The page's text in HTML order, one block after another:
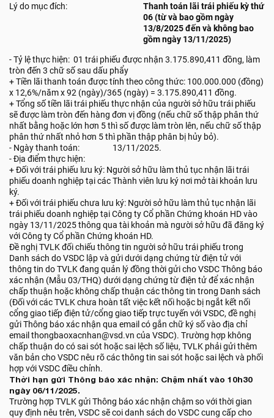
Lý do mục đích:
Thanh toán lãi trái phiếu kỳ thứ
06 (từ và bao gồm ngày
13/8/2025 đến và không bao
gồm ngày 13/11/2025)
- Tỷ lệ thực hiện: 01 trái phiếu được nhận 3.175.890,411 đồng, làm
tròn đến 3 chữ số sau dấu phẩy
+ Tiền lãi thanh toán được tính theo công thức: 100.000.000 (đồng)
x 12,6%/năm x 92 (ngày)/365 (ngày) = 3.175.890,411 đồng.
+ Tổng số tiền lãi trái phiếu thực nhận của người sở hữu trái phiếu
sẽ được làm tròn đến hàng đơn vị đồng (nếu chữ số thập phân thứ
nhất bằng hoặc lớn hơn 5 thì số được làm tròn lên, nếu chữ số thập
phân thứ nhất nhỏ hơn 5 thì phần thập phân bị hủy bỏ).
- Ngày thanh toán: 13/11/2025.
- Địa điểm thực hiện:
+ Đối với trái phiếu lưu ký: Người sở hữu làm thủ tục nhận lãi trái
phiếu doanh nghiệp tại các Thành viên lưu ký nơi mở tài khoản lưu
ký.
+ Đối với trái phiếu chưa lưu ký: Người sở hữu làm thủ tục nhận lãi
trái phiếu doanh nghiệp tại Công ty Cổ phần Chứng khoán HD vào
ngày 13/11/2025 thông qua tài khoản mà người sở hữu đã đăng ký
với Công ty Cổ phần Chứng khoán HD.
Đề nghị TVLK đối chiếu thông tin người sở hữu trái phiếu trong
Danh sách do VSDC lập và gửi dưới dạng chứng từ điện tử với
thông tin do TVLK đang quản lý đồng thời gửi cho VSDC Thông báo
xác nhận (Mẫu 03/THQ) dưới dạng chứng từ điện tử để xác nhận
chấp thuận hoặc không chấp thuận các thông tin trong Danh sách
(Đối với các TVLK chưa hoàn tất việc kết nối hoặc bị ngắt kết nối
cổng giao tiếp điện tử/cổng giao tiếp trực tuyến với VSDC, đề nghị
gửi Thông báo xác nhận qua email có gắn chữ ký số vào địa chỉ
email thongbaoxacnhan@vsd.vn của VSDC). Trường hợp không
chấp thuận do có sai sót hoặc sai lệch số liệu, TVLK phải gửi thêm
văn bản cho VSDC nêu rõ các thông tin sai sót hoặc sai lệch và phối
hợp với VSDC điều chỉnh.
Thời hạn gửi Thông báo xác nhận: Chậm nhất vào 10h30
ngày 06/11/2025.
Trường hợp TVLK gửi Thông báo xác nhận chậm so với thời gian
quy định nêu trên, VSDC sẽ coi danh sách do VSDC cung cấp cho